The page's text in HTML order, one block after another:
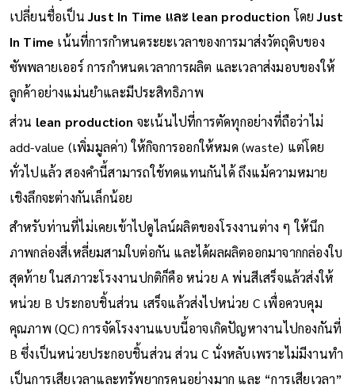
เปลี่ยนชื่อเป็นJust In Time และ lean production โดยJust
In Time เน้นที่การกำหนดระยะเวลาของการมาส่งวัตถุดิบของ
ซัพพลายเออร์ การกำหนดเวลาการผลิต และเวลาส่งมอบของให้
ลูกค้าอย่างแม่นยำและมีประสิทธิภาพ
ส่วน lean production จะเน้นไปที่การตัดทุกอย่างที่ถือว่าไม่
add-value (เพิ่มมูลค่า) ให้กิจการออกให้หมด (waste) แต่โดย
ทั่วไปแล้ว สองคำนี้สามารถใช้ทดแทนกันได้ ถึงแม้ความหมาย
เชิงลึกจะต่างกันเล็กน้อย
สำหรับท่านที่ไม่เคยเข้าไปดูไลน์ผลิตของโรงงานต่าง ๆ ให้นึก
ภาพกล่องสี่เหลี่ยมสามใบต่อกัน และได้ผลผลิตออกมาจากกล่องใบ
สุดท้าย ในสภาวะโรงงานปกติก็คือ หน่วย A พ่นสีเสร็จแล้วส่งให้
หน่วย B ประกอบชิ้นส่วน เสร็จแล้วส่งไปหน่วย C เพื่อควบคุม
คุณภาพ (QC) การจัดโรงงานแบบนี้อาจเกิดปัญหางานไปกองกันที่
B ซึ่งเป็นหน่วยประกอบชิ้นส่วน ส่วน C นั่งหลับเพราะไม่มีงานทำ
เป็นการเสียเวลาและทรัพยากรคนอย่างมาก และ “การเสียเวลา”